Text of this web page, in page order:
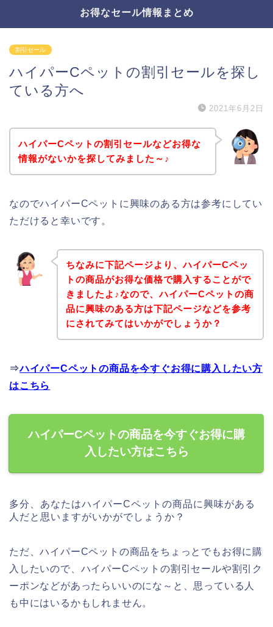
お得なセール情報まとめ
割引セール
ハイパーCペットの割引セールを探し
ている方へ
2021年6月2日
ハイパーCペットの割引セールなどお得な
情報がないかを探してみました～♪
なのでハイパーCペットに興味のある方は参考にしてい
ただけると幸いです。
ちなみに下記ページより、ハイパーCペッ
トの商品がお得な価格で購入することがで
きましたよ♪なので、ハイパーCペットの商
品に興味のある方は下記ページなどを参考
にされてみてはいかがでしょうか？
⇒ハイパーCペットの商品を今すぐお得に購入したい方
はこちら
ハイパーCペットの商品を今すぐお得に購
入したい方はこちら
多分、あなたはハイパーCペットの商品に興味がある
人だと思いますがいかがでしょうか？
ただ、ハイパーCペットの商品をちょっとでもお得に購
入したいので、ハイパーCペットの割引セールや割引ク
ーポンなどがあったらいいのにな～と、思っている人
も中にはいるかもしれません。